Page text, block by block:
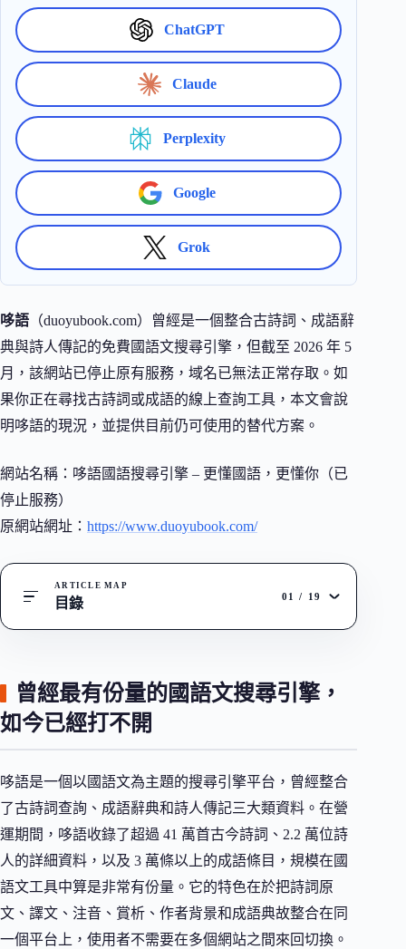
ChatGPT
Claude
Perplexity
Google
Grok
哆語 （duoyubook.com）曾經是一個整合古詩詞、成語辭
典與詩人傳記的免費國語文搜尋引擎，但截至 2026 年 5
月，該網站已停止原有服務，域名已無法正常存取。如
果你正在尋找古詩詞或成語的線上查詢工具，本文會說
明哆語的現況，並提供目前仍可使用的替代方案。
網站名稱：哆語國語搜尋引擎 – 更懂國語，更懂你（已
停止服務）
原網站網址： https://www.duoyubook.com/
ARTICLE MAP
目錄 01 / 19
曾經最有份量的國語文搜尋引擎，
如今已經打不開
哆語是一個以國語文為主題的搜尋引擎平台，曾經整合
了古詩詞查詢、成語辭典和詩人傳記三大類資料。在營
運期間，哆語收錄了超過 41 萬首古今詩詞、2.2 萬位詩
人的詳細資料，以及 3 萬條以上的成語條目，規模在國
語文工具中算是非常有份量。它的特色在於把詩詞原
文、譯文、注音、賞析、作者背景和成語典故整合在同
一個平台上，使用者不需要在多個網站之間來回切換。